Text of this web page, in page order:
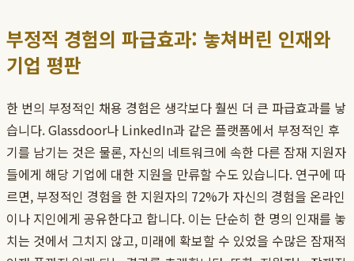
부정적 경험의 파급효과: 놓쳐버린 인재와
기업 평판
한 번의 부정적인 채용 경험은 생각보다 훨씬 더 큰 파급효과를 낳
습니다. Glassdoor나 LinkedIn과 같은 플랫폼에서 부정적인 후
기를 남기는 것은 물론, 자신의 네트워크에 속한 다른 잠재 지원자
들에게 해당 기업에 대한 지원을 만류할 수도 있습니다. 연구에 따
르면, 부정적인 경험을 한 지원자의 72%가 자신의 경험을 온라인
이나 지인에게 공유한다고 합니다. 이는 단순히 한 명의 인재를 놓
치는 것에서 그치지 않고, 미래에 확보할 수 있었을 수많은 잠재적